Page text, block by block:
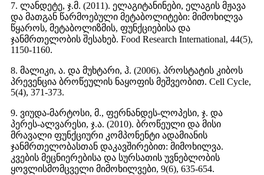
7. ლანდეტე, ჯ.მ. (2011). ელაგიტანინები, ელაგის მჟავა
და მათგან წარმოებული მეტაბოლიტები: მიმოხილვა
წყაროს, მეტაბოლიზმის, ფუნქციებისა და
ჯანმრთელობის შესახებ. Food Research International, 44(5),
1150-1160.
8. მალიკი, ა. და მუხტარი, ჰ. (2006). პროსტატის კიბოს
პრევენცია ბროწეულის ნაყოფის მეშვეობით. Cell Cycle,
5(4), 371-373.
9. ვიუდა-მარტოსი, მ., ფერნანდეს-ლოპესი, ჯ. და
პერეს-ალვარესი, ჯ.ა. (2010). ბროწეული და მისი
მრავალი ფუნქციური კომპონენტი ადამიანის
ჯანმრთელობასთან დაკავშირებით: მიმოხილვა.
კვების მეცნიერებისა და სურსათის უვნებლობის
ყოვლისმომცველი მიმოხილვები, 9(6), 635-654.